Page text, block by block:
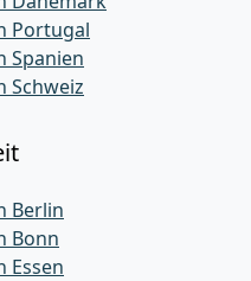
Portugal
Spanien
Schweiz
Berlin
Bonn
Essen